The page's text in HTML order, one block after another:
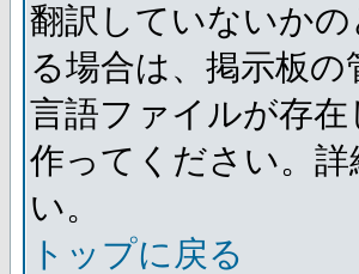
翻訳していないか
る場合は、掲示板
言語ファイルが存
作ってください。
い。
トップに戻る